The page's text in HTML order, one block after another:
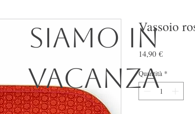
Vassoio
14,90 €Prezzo
Quantità *
SIAMO IN
VACANZA